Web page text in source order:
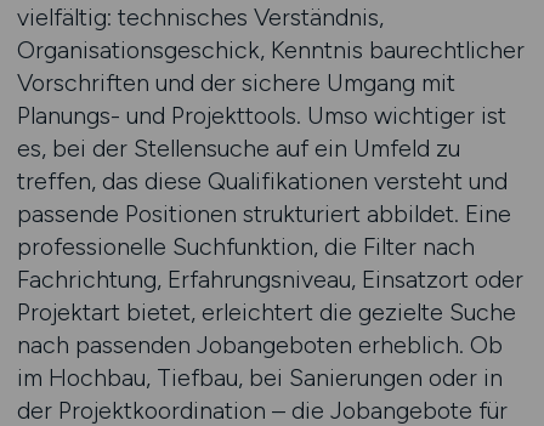
vielfältig: technisches Verständnis,
Organisationsgeschick, Kenntnis baurechtlicher
Vorschriften und der sichere Umgang mit
Planungs- und Projekttools. Umso wichtiger ist
es, bei der Stellensuche auf ein Umfeld zu
treffen, das diese Qualifikationen versteht und
passende Positionen strukturiert abbildet. Eine
professionelle Suchfunktion, die Filter nach
Fachrichtung, Erfahrungsniveau, Einsatzort oder
Projektart bietet, erleichtert die gezielte Suche
nach passenden Jobangeboten erheblich. Ob
im Hochbau, Tiefbau, bei Sanierungen oder in
der Projektkoordination – die Jobangebote für